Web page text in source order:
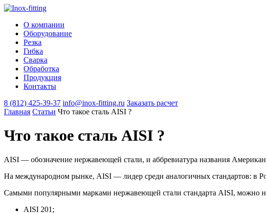
О компании
Оборудование
Резка
Гибка
Сварка
Обработка
Продукция
Контакты
8 (812) 425-39-37 info@inox-fitting.ru Заказать расчeт
Главная Статьи Что такое сталь AISI ?
Что такое сталь AISI ?
AISI — обозначение нержавеющей стали, и аббревиатура названия
На международном рынке, AISI — лидер среди аналогичных стандартов:
Самыми популярными марками нержавеющей стали стандарта AISI, можно
AISI 201;